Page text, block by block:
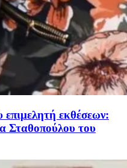
επιμελητή εκθέσεων:
Σταθοπούλου του